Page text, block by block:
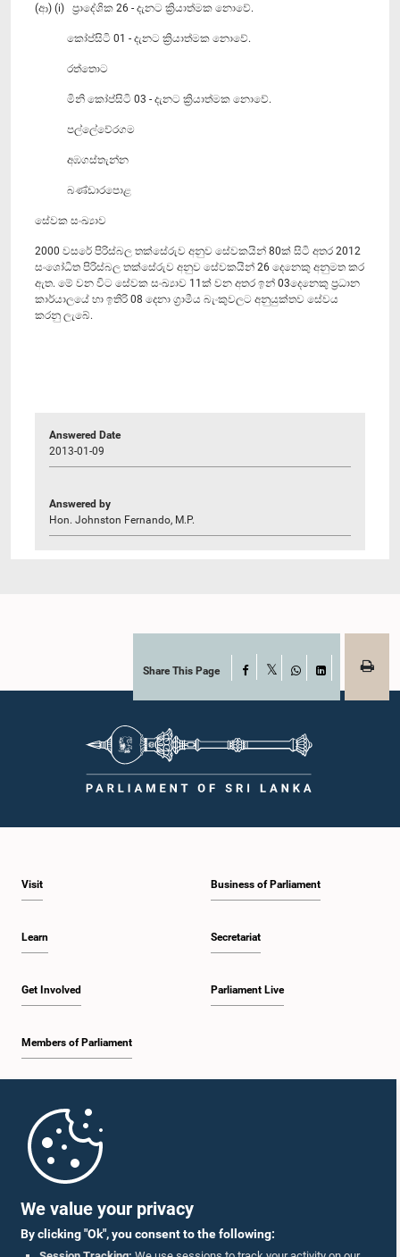
We value your privacy
By clicking "Ok", you consent to the following:
(ආ) (i) ප්‍රාදේශික 26 - දැනට ක්‍රියාත්මක නොවේ.
කෝප්සිටි 01 - දැනට ක්‍රියාත්මක නොවේ.
රත්තොට
මිනි කෝප්සිටි 03 - දැනට ක්‍රියාත්මක නොවේ.
පල්ලේවේරගම
අඹගස්තැන්න
බණ්ඩාරපොළ
සේවක සංඛ්‍යාව
2000 වසරේ පිරිස්බල තක්සේරුව අනුව සේවකයින් 80ක් සිටි අතර 2012
සංශෝධිත පිරිස්බල තක්සේරුව අනුව සේවකයින් 26 දෙනෙකු අනුමත කර
ඇත. මේ වන විට සේවක සංඛ්‍යාව 11ක් වන අතර ඉන් 03දෙනෙකු ප්‍රධාන
කාර්යාලයේ හා ඉතිරි 08 දෙනා ග්‍රාමීය බැංකුවලට අනුයුක්තව සේවය
කරනු ලැබේ.
Answered Date
2013-01-09
Answered by
Hon. Johnston Fernando, M.P.
Share This Page Facebook
WhatsAppLinkedIn
Visit
Learn
Get Involved
Members of Parliament
Business of Parliament
Secretariat
Parliament Live
Parliament Mobile App